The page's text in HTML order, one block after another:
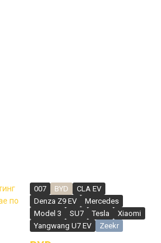
007 BYD
CLA EV
Denza Z9 EV
Mercedes
Model 3
SU7 Tesla
Xiaomi
Yangwang U7 EV
Zeekr